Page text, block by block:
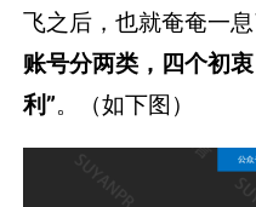
飞之后，也就奄奄一
账号分两类，四个初
利”。（如下图）